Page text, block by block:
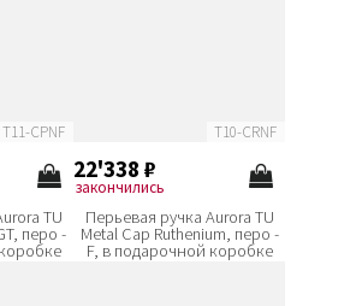
T11-CPNF
TU
перо -
T10-CRNF
22'338 ₽
закончились
Перьевая ручка Aurora TU
Metal Cap Ruthenium, перо -
F, в подарочной коробке